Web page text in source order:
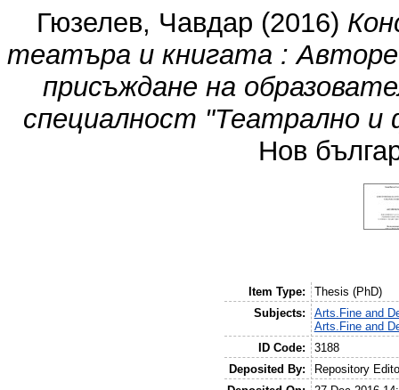
Гюзелев, Чавдар (2016)
театъра и книгата :
присъждане на
специалност "Театрално и
Нов
Item Type:
Thesis (PhD)
Subjects:
Arts.Fine and
Arts.Fine and
ID Code:
3188
Deposited By:
Repository